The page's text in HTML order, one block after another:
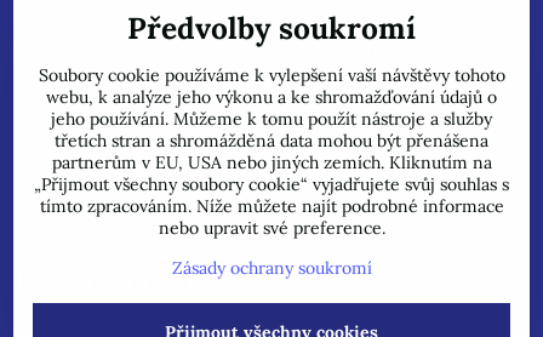
rokam@seznam.cz
(Prosíme nyní dotazy do mailu, ihned
odpovíme, jsme přetíženi). Reklamace prosíme pouze do mailu,
přepošleme výrobci s dalším řešením.
Jsme plátci DPH.
POZOR !!! Jedná se pouze o INTERNETOVÝ PRODEJ, na uvedené
adrese běžně neprodáváme!
Důležité informace
Předvolby soukromí
Soubory cookie používáme k vylepšení vaší návštěvy tohoto
webu, k analýze jeho výkonu a ke shromažďování údajů o
jeho používání. Můžeme k tomu použít nástroje a služby
třetích stran a shromážděná data mohou být přenášena
partnerům v EU, USA nebo jiných zemích. Kliknutím na
„Přijmout všechny soubory cookie“ vyjadřujete svůj souhlas s
tímto zpracováním. Níže můžete najít podrobné informace
nebo upravit své preference.
Zásady ochrany soukromí
Přijmout všechny cookies